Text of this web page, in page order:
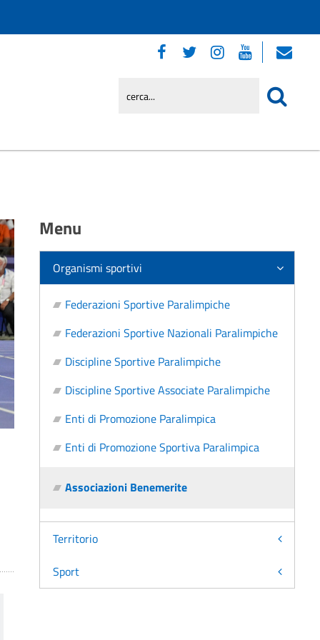
Menu
Organismi sportivi
Federazioni Sportive Paralimpiche
Federazioni Sportive Nazionali Paralimpiche
Discipline Sportive Paralimpiche
Discipline Sportive Associate Paralimpiche
Enti di Promozione Paralimpica
Enti di Promozione Sportiva Paralimpica
Associazioni Benemerite
Territorio
Sport